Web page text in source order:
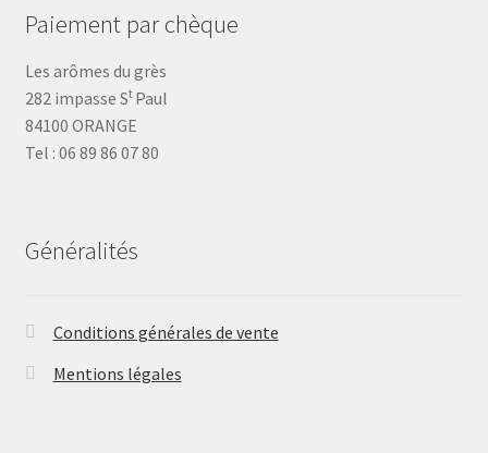
Paiement par chèque
Les arômes du grès
282 impasse St Paul
84100 ORANGE
Tel : 06 89 86 07 80
Généralités
Conditions générales de vente
Mentions légales